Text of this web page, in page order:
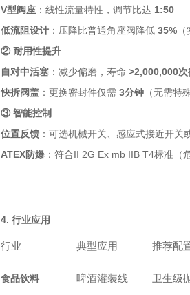
V型阀座 ：线性流量特性，调节比达 1:50
低流阻设计 ：压降比普通角座阀降低35%
② 耐用性提升
自对中活塞 ：减少偏磨，寿命>2,000,000次
快拆阀盖 ：更换密封件仅需3分钟 （无需特
③ 智能控制
位置反馈 ：可选机械开关、感应式接近开关
ATEX防爆 ：符合II 2G Ex mb IIB T4标准（
4. 行业应用
行业 典型应用 推荐配
食品饮料 啤酒灌装线 卫生级